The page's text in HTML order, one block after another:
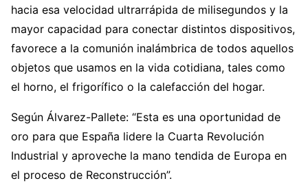
hacia esa velocidad ultrarrápida de milisegundos y la
mayor capacidad para conectar distintos dispositivos,
favorece a la comunión inalámbrica de todos aquellos
objetos que usamos en la vida cotidiana, tales como
el horno, el frigorífico o la calefacción del hogar.
Según Álvarez-Pallete: “Esta es una oportunidad de
oro para que España lidere la Cuarta Revolución
Industrial y aproveche la mano tendida de Europa en
el proceso de Reconstrucción”.